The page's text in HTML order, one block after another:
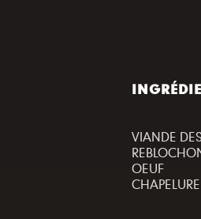
VIANDE
OEUF
CHAPELURE